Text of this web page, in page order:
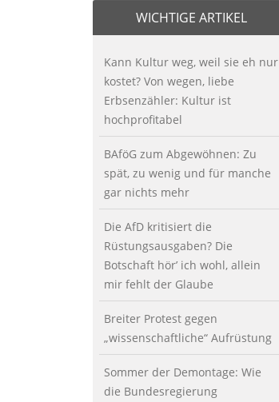
WICHTIGE ARTIKEL
Kann Kultur weg, weil sie eh nur
kostet? Von wegen, liebe
Erbsenzähler: Kultur ist
hochprofitabel
BAföG zum Abgewöhnen: Zu
spät, zu wenig und für manche
gar nichts mehr
Die AfD kritisiert die
Rüstungsausgaben? Die
Botschaft hör’ ich wohl, allein
mir fehlt der Glaube
Breiter Protest gegen
„wissenschaftliche“ Aufrüstung
Sommer der Demontage: Wie
die Bundesregierung